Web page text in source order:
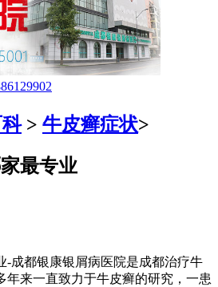
> 牛皮癣症状>
最专业
-成都银康银屑病医院是成都治疗牛
年来一直致力于牛皮癣的研究，一患